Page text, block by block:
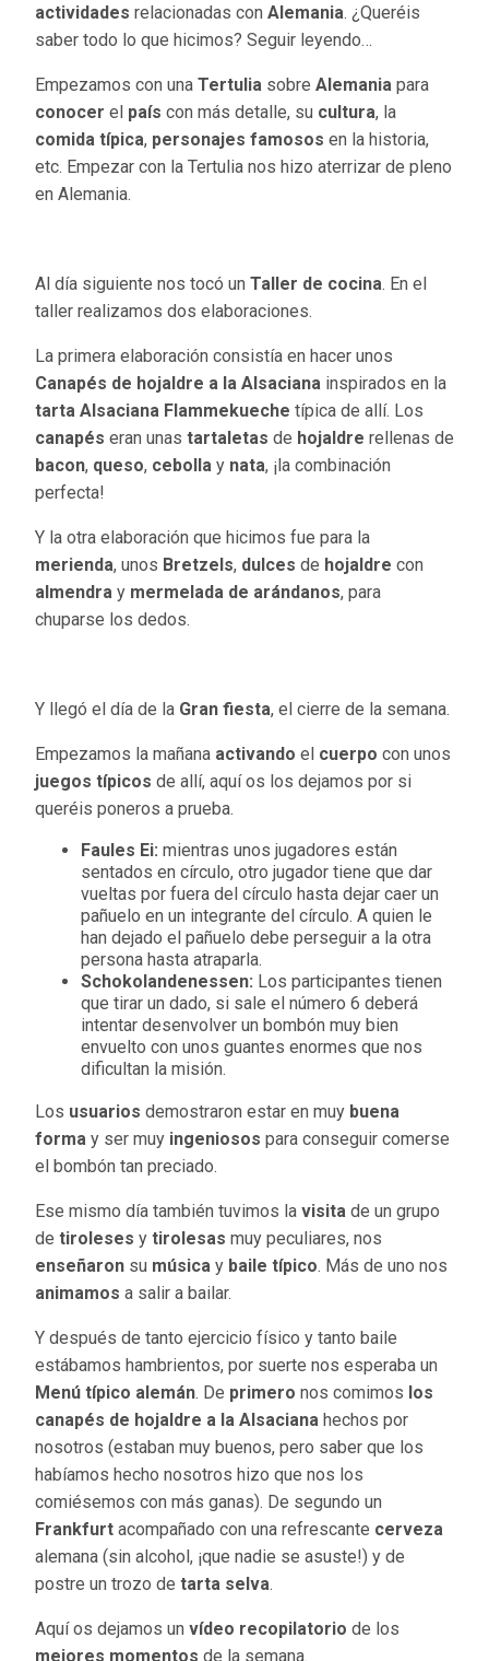
actividades relacionadas con Alemania. ¿Queréis
saber todo lo que hicimos? Seguir leyendo…
Empezamos con una Tertulia sobre Alemania para
conocer el país con más detalle, su cultura, la
comida típica, personajes famosos en la historia,
etc. Empezar con la Tertulia nos hizo aterrizar de pleno
en Alemania.
Al día siguiente nos tocó un Taller de cocina. En el
taller realizamos dos elaboraciones.
La primera elaboración consistía en hacer unos
Canapés de hojaldre a la Alsaciana inspirados en la
tarta Alsaciana Flammekueche típica de allí. Los
canapés eran unas tartaletas de hojaldre rellenas de
bacon, queso, cebolla y nata, ¡la combinación
perfecta!
Y la otra elaboración que hicimos fue para la
merienda, unos Bretzels, dulces de hojaldre con
almendra y mermelada de arándanos, para
chuparse los dedos.
Y llegó el día de la Gran fiesta, el cierre de la semana.
Empezamos la mañana activando el cuerpo con unos
juegos típicos de allí, aquí os los dejamos por si
queréis poneros a prueba.
Faules Ei: mientras unos jugadores están
sentados en círculo, otro jugador tiene que dar
vueltas por fuera del círculo hasta dejar caer un
pañuelo en un integrante del círculo. A quien le
han dejado el pañuelo debe perseguir a la otra
persona hasta atraparla.
Schokolandenessen: Los participantes tienen
que tirar un dado, si sale el número 6 deberá
intentar desenvolver un bombón muy bien
envuelto con unos guantes enormes que nos
dificultan la misión.
Los usuarios demostraron estar en muy buena
forma y ser muy ingeniosos para conseguir comerse
el bombón tan preciado.
Ese mismo día también tuvimos la visita de un grupo
de tiroleses y tirolesas muy peculiares, nos
enseñaron su música y baile típico. Más de uno nos
animamos a salir a bailar.
Y después de tanto ejercicio físico y tanto baile
estábamos hambrientos, por suerte nos esperaba un
Menú típico alemán. De primero nos comimos los
canapés de hojaldre a la Alsaciana hechos por
nosotros (estaban muy buenos, pero saber que los
habíamos hecho nosotros hizo que nos los
comiésemos con más ganas). De segundo un
Frankfurt acompañado con una refrescante cerveza
alemana (sin alcohol, ¡que nadie se asuste!) y de
postre un trozo de tarta selva.
Aquí os dejamos un vídeo recopilatorio de los
mejores momentos de la semana.